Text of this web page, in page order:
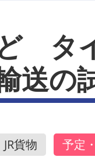
タ
送の
JR貨物 予定